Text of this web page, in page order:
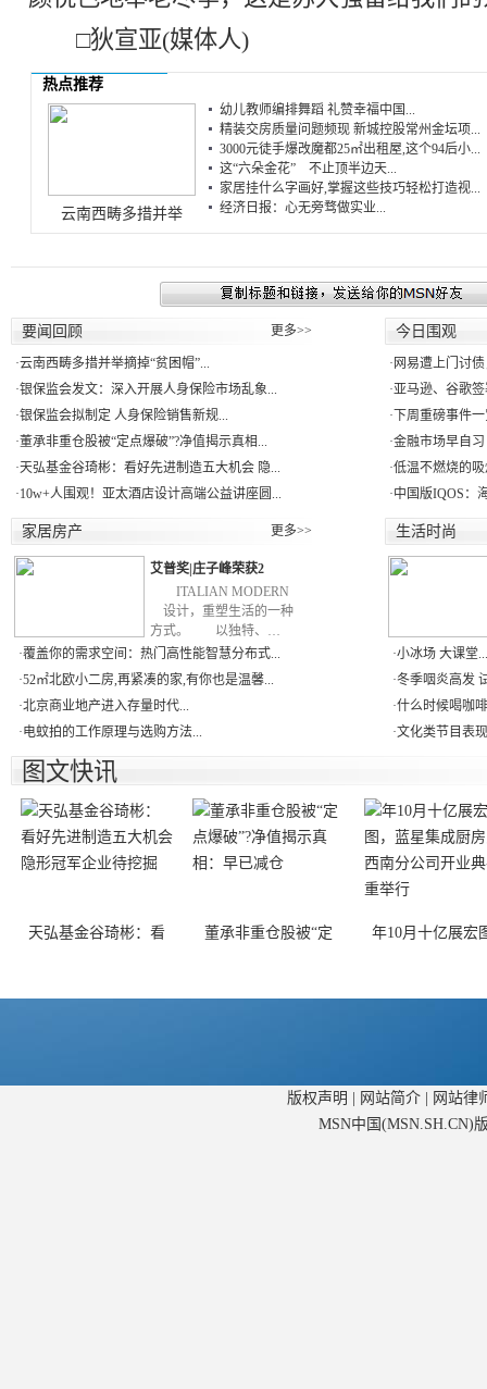
□狄宣亚(媒体人)
热点推荐
云南西畴多措并举
幼儿教师编排舞蹈 礼赞幸福中国...
精装交房质量问题频现 新城控股常州金坛项...
3000元徒手爆改魔都25㎡出租屋,这个94后小...
这“六朵金花” 不止顶半边天...
家居挂什么字画好,掌握这些技巧轻松打造视...
经济日报：心无旁骛做实业...
要闻回顾 更多>>
·云南西畴多措并举摘掉“贫困帽”...
·银保监会发文：深入开展人身保险市场乱象...
·银保监会拟制定 人身保险销售新规...
·董承非重仓股被“定点爆破”?净值揭示真相...
·天弘基金谷琦彬：看好先进制造五大机会 隐...
·10w+人围观！亚太酒店设计高端公益讲座圆...
今日围观
· 网易遭上门讨
·亚马逊、谷歌
· 下周重磅事件
·金融市场早自
·低温不燃烧的
·中国版IQOS：
家居房产 更多>>
艾普奖|庄子峰荣获2
ITALIAN MODERN
设计，重塑生活的一种
方式。 以独特、…
·覆盖你的需求空间：热门高性能智慧分布式...
·52㎡北欧小二房,再紧凑的家,有你也是温馨...
·北京商业地产进入存量时代...
·电蚊拍的工作原理与选购方法...
生活时尚
·小冰场 大课堂...
·冬季咽炎高发
·什么时候喝咖
·文化类节目表
图文快讯
天弘基金谷琦彬：看 董承非重仓股被“定 年10月十亿展宏
版权声明 网站简介|
网站律
MSN中国(MSN.SH.CN)